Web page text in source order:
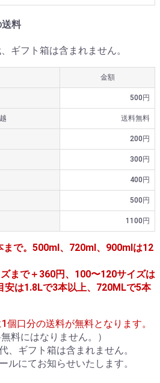
料
ギフト箱は含まれません。
金額
500円
送料無料
200円
300円
400円
500円
1100円
まで。500ml、720ml、900mlは12
まで＋360円、100〜120サイズは
安は1.8Lで3本以上、720MLで5本
個口分の送料が無料となります。
料にはなりません。）
、ギフト箱は含まれません。
ルにてお知らせいたします。